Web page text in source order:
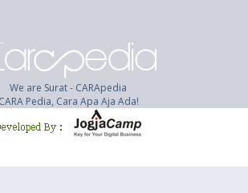
We are Surat - CARApedia
CARA Pedia, Cara Apa Aja Ada!